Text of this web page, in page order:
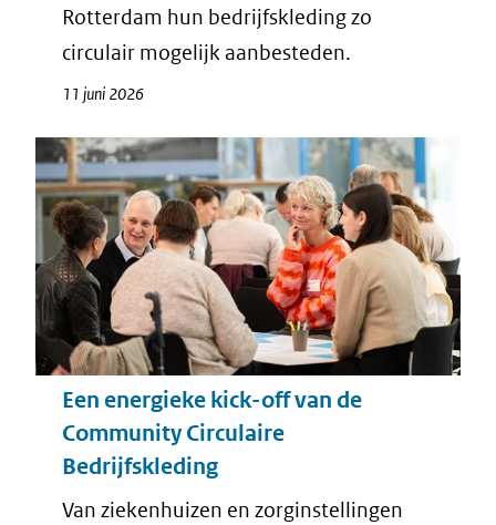
Rotterdam hun bedrijfskleding zo
circulair mogelijk aanbesteden.
11 juni 2026
Een energieke kick-off van de
Community Circulaire
Bedrijfskleding
Van ziekenhuizen en zorginstellingen